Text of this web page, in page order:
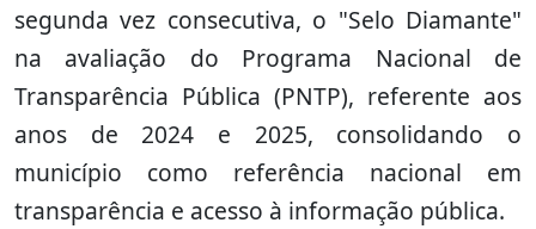
segunda vez consecutiva, o "Selo Diamante"
na avaliação do Programa Nacional de
Transparência Pública (PNTP), referente aos
anos de 2024 e 2025, consolidando o
município como referência nacional em
transparência e acesso à informação pública.